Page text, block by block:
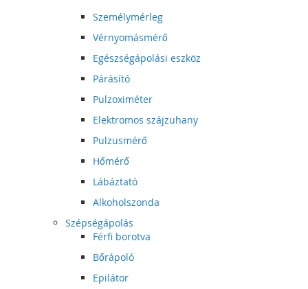
Személymérleg
Vérnyomásmérő
Egészségápolási eszköz
Párásító
Pulzoximéter
Elektromos szájzuhany
Pulzusmérő
Hőmérő
Lábáztató
Alkoholszonda
Szépségápolás
Férfi borotva
Bőrápoló
Epilátor